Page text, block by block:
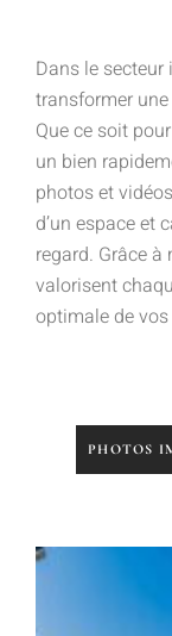
Dans le
transformer
Que ce soit
un bien
photos et
d’un espace et
regard. Grâce
valorisent
optimale de
PHOTOS